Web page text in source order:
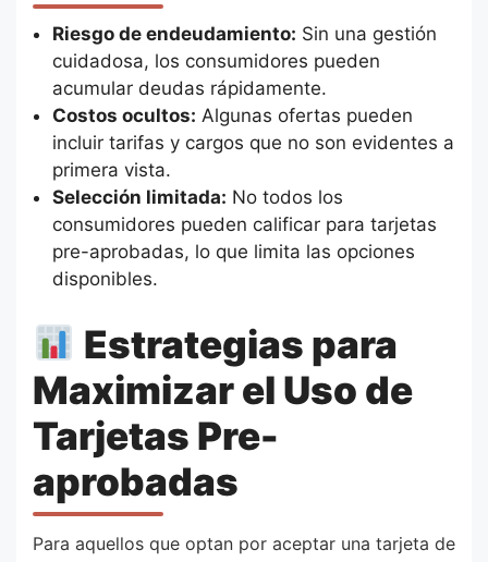
Riesgo de endeudamiento: Sin una gestión
cuidadosa, los consumidores pueden
acumular deudas rápidamente.
Costos ocultos: Algunas ofertas pueden
incluir tarifas y cargos que no son evidentes a
primera vista.
Selección limitada: No todos los
consumidores pueden calificar para tarjetas
pre-aprobadas, lo que limita las opciones
disponibles.
Estrategias para
Maximizar el Uso de
Tarjetas Pre-
aprobadas
Para aquellos que optan por aceptar una tarjeta de